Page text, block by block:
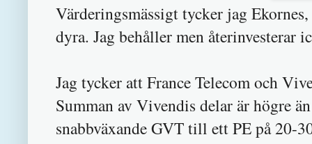
Värderingsmässigt tycker jag
dyra. Jag behåller men återinvesterar
Jag tycker att France Telecom och
Summan av Vivendis delar är högre
snabbväxande GVT till ett PE på 20-